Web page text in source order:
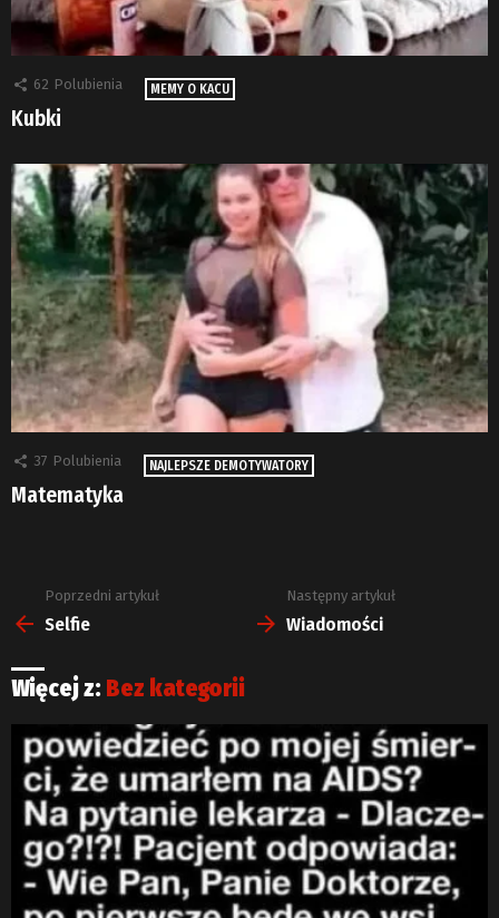
62 Polubienia MEMY O KACU
Kubki
37 Polubienia NAJLEPSZE DEMOTYWATORY
Matematyka
Zobacz
więcej
Poprzedni artykuł
Selfie
Następny artykuł
Wiadomości
Więcej z: Bez kategorii